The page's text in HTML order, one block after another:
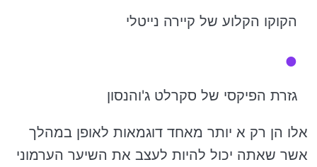
הקוקו הקלוע של קיירה נייטלי
גזרת הפיקסי של סקרלט ג'והנסון
אלו הן רק א יותר מאחד דוגמאות לאופן במהלך
אשר שאתה יכול להיות לעצב את השיער הערמוני